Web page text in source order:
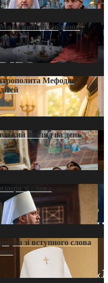
сніданок
Мефодія
погляд на день
зі слова
зі вступного слова